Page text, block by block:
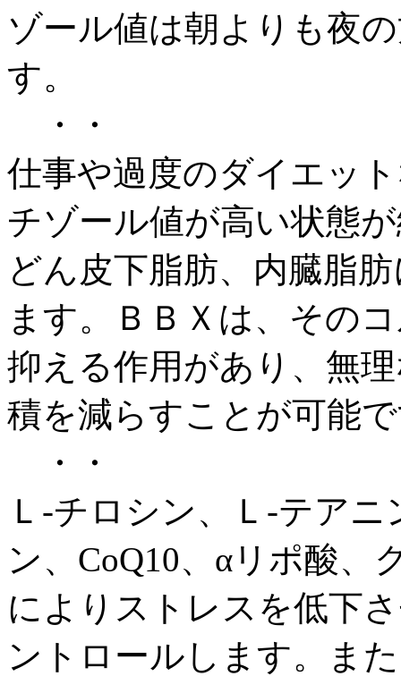
ゾール値は朝よりも夜
す。
・・
仕事や過度のダイエッ
チゾール値が高い状態
どん皮下脂肪、内臓脂
ます。ＢＢＸは、その
抑える作用があり、無
積を減らすことが可能
・・
Ｌ-チロシン、Ｌ-テア
ン、CoQ10、αリポ酸、
によりストレスを低下
ントロールします。ま